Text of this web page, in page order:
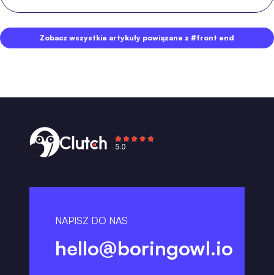
Zobacz wszystkie artykuły powiązane z #front end
NAPISZ DO NAS
hello@boringowl.io